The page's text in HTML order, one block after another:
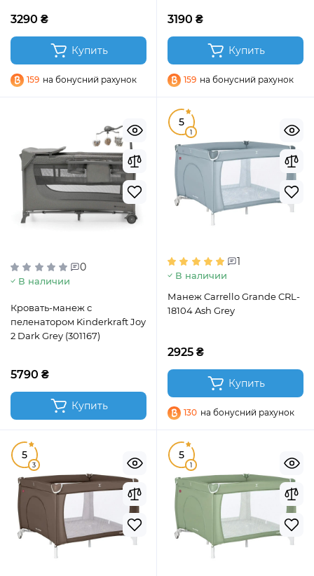
3290 ₴
Купить
159 на бонусний рахунок
3190 ₴
Купить
159 на бонусний рахунок
0
В наличии
Кровать-манеж с
пеленатором Kinderkraft Joy
2 Dark Grey (301167)
5790 ₴
Купить
5
1
1
В наличии
Манеж Carrello Grande CRL-
18104 Ash Grey
2925 ₴
Купить
130 на бонусний рахунок
5
3
5
1